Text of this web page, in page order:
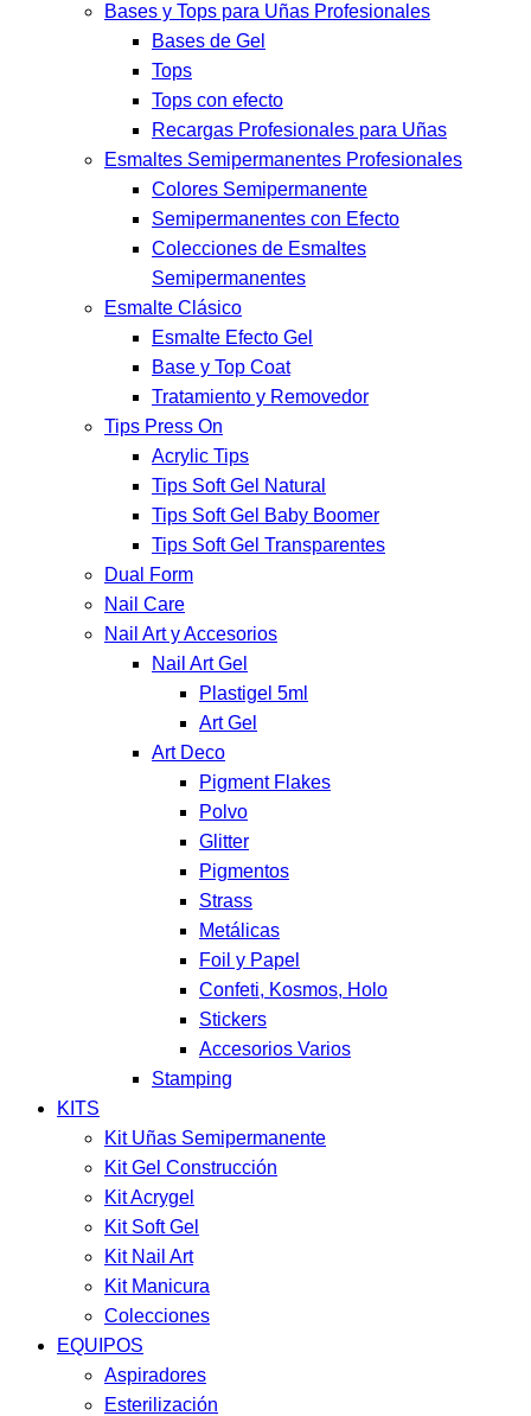
Bases y Tops para Uñas Profesionales
Bases de Gel
Tops
Tops con efecto
Recargas Profesionales para Uñas
Esmaltes Semipermanentes Profesionales
Colores Semipermanente
Semipermanentes con Efecto
Colecciones de Esmaltes
Semipermanentes
Esmalte Clásico
Esmalte Efecto Gel
Base y Top Coat
Tratamiento y Removedor
Tips Press On
Acrylic Tips
Tips Soft Gel Natural
Tips Soft Gel Baby Boomer
Tips Soft Gel Transparentes
Dual Form
Nail Care
Nail Art y Accesorios
Nail Art Gel
Plastigel 5ml
Art Gel
Art Deco
Pigment Flakes
Polvo
Glitter
Pigmentos
Strass
Metálicas
Foil y Papel
Confeti, Kosmos, Holo
Stickers
Accesorios Varios
Stamping
KITS
Kit Uñas Semipermanente
Kit Gel Construcción
Kit Acrygel
Kit Soft Gel
Kit Nail Art
Kit Manicura
Colecciones
EQUIPOS
Aspiradores
Esterilización